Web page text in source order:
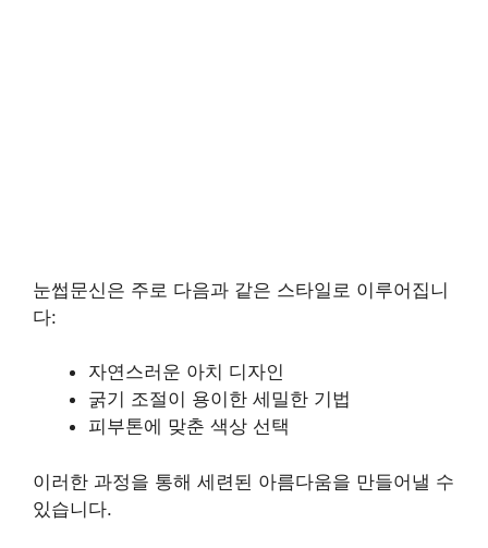
눈썹문신은 주로 다음과 같은 스타일로 이루어집니
다:
자연스러운 아치 디자인
굵기 조절이 용이한 세밀한 기법
피부톤에 맞춘 색상 선택
이러한 과정을 통해 세련된 아름다움을 만들어낼 수
있습니다.